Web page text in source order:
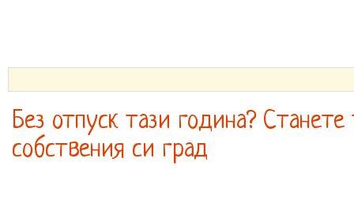
Без отпуск тази година?
собствения си град